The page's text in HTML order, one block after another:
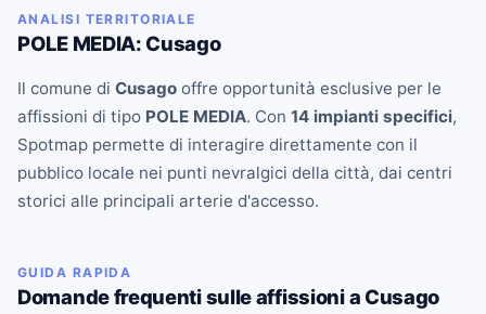
ANALISI TERRITORIALE
POLE MEDIA: Cusago
Il comune di Cusago offre opportunità esclusive per le
affissioni di tipo POLE MEDIA. Con 14 impianti specifici,
Spotmap permette di interagire direttamente con il
pubblico locale nei punti nevralgici della città, dai centri
storici alle principali arterie d'accesso.
GUIDA RAPIDA
Domande frequenti sulle affissioni a Cusago